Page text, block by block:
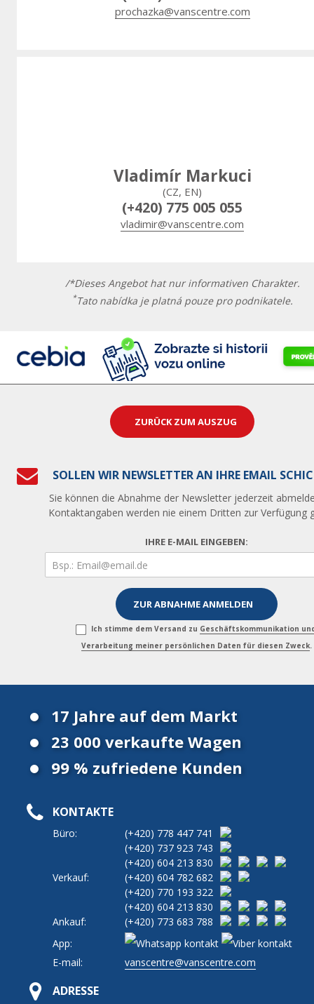
prochazka@vanscentre.com
Vladimír Markuci
(CZ, EN)
(+420) 775 005 055
vladimir@vanscentre.com
/*Dieses Angebot hat nur informativen Charakter.
*Tato nabídka je platná pouze pro podnikatele.
ZURÜCK ZUM AUSZUG
SOLLEN WIR NEWSLETTER AN IHRE EMAIL
Sie können die Abnahme der Newsletter jederzeit
Kontaktangaben werden nie einem Dritten zur Verfügung
IHRE E-MAIL EINGEBEN:
Ich stimme dem Versand zu Geschäftskommunikation
Verarbeitung meiner persönlichen Daten für diesen Zweck.
17 Jahre auf dem Markt
23 000 verkaufte Wagen
99 % zufriedene Kunden
KONTAKTE
Büro: (+420) 778 447 741
(+420) 737 923 743
(+420) 604 213 830
Verkauf:
(+420) 604 782 682
(+420) 770 193 322
(+420) 604 213 830
Ankauf:
(+420) 773 683 788
App:
E-mail:
vanscentre@vanscentre.com
ADRESSE